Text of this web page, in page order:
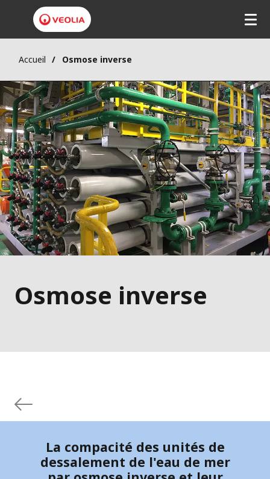
Accueil Osmose inverse
Osmose inverse
La compacité des unités de
dessalement de l'eau de mer